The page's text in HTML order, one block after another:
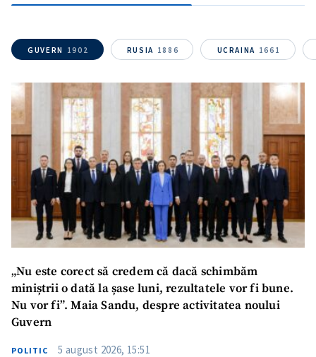
SUSȚINE
GUVERN 1902 RUSIA 1886 UCRAINA 1661
„Nu este corect să credem că dacă schimbăm
miniștrii o dată la șase luni, rezultatele vor fi bune.
Nu vor fi”. Maia Sandu, despre activitatea noului
Guvern
POLITIC 5 august 2026, 15:51